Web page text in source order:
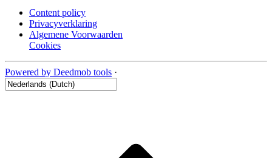
Content policy
Privacyverklaring
Algemene Voorwaarden
Cookies
Powered by Deedmob tools ·